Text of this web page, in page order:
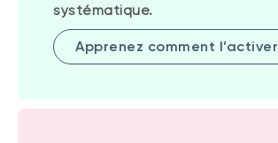
systématique.
Apprenez comment l’activer